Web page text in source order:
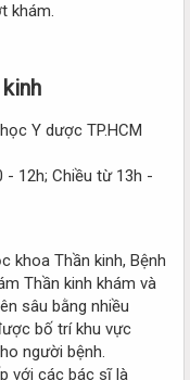
khám.
Y dược TP.HCM
- 12h; Chiều từ 13h -
khoa Thần kinh, Bệnh
Thần kinh khám và
sâu bằng nhiều
bố trí khu vực
người bệnh.
với các bác sĩ là